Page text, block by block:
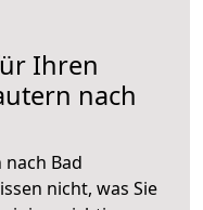
Ihren
nach
Bad
nicht, was Sie